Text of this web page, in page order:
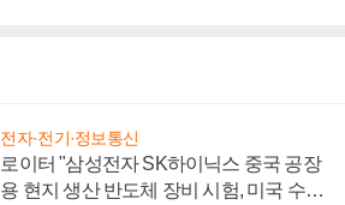
전자·전기·정보통신
로이터 "삼성전자 SK하이닉스 중국 공장
용 현지 생산 반도체 장비 시험, 미국 수출